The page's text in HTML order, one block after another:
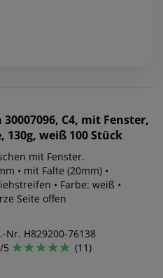
C4, mit Fenster,
weiß 100 Stück
mit Fenster.
• mit Falte (20mm) •
• Farbe: weiß •
Seite offen
Nr. H829200-76138
5
(11)